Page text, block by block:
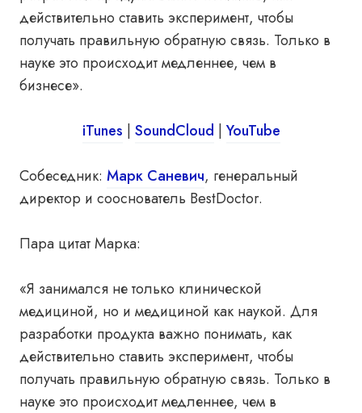
действительно ставить эксперимент, чтобы
получать правильную обратную связь. Только в
науке это происходит медленнее, чем в
бизнесе».
iTunes | SoundCloud | YouTube
Собеседник: Марк Саневич, генеральный
директор и сооснователь BestDoctor.
Пара цитат Марка:
«Я занимался не только клинической
медициной, но и медициной как наукой. Для
разработки продукта важно понимать, как
действительно ставить эксперимент, чтобы
получать правильную обратную связь. Только в
науке это происходит медленнее, чем в